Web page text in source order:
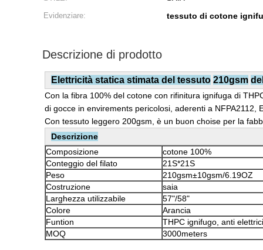
Evidenziare:
tessuto di cotone
Descrizione di prodotto
Elettricità statica stimata del tessuto 210gsm
Con la fibra 100% del cotone con rifinitura ignifuga di
di gocce in envirements pericolosi, aderenti a
Con tessuto leggero 200gsm, è un buon choise per la
Descrizione
Composizione
cotone 100%
Conteggio del filato
21S*21S
Peso
210gsm±10gsm/6.19OZ
Costruzione
saia
Larghezza utilizzabile
57"/58"
Colore
Arancia
Funtion
THPC ignifugo, anti
MOQ
3000meters